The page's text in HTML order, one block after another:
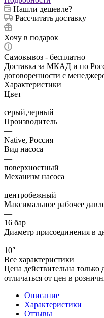
Нашли дешевле?
Рассчитать доставку
Хочу в подарок
Самовывоз - бесплатно
Доставка за МКАД и по
договоренности с
Характеристики
Цвет
—
серый,черный
Производитель
—
Native, Россия
Вид насоса
—
поверхностный
Механизм насоса
—
центробежный
Максимальное рабочее
—
16 бар
Диаметр присоединения в
—
10″
Все характеристики
Цена действительна
отличаться от цен в
Описание
Характеристики
Отзывы